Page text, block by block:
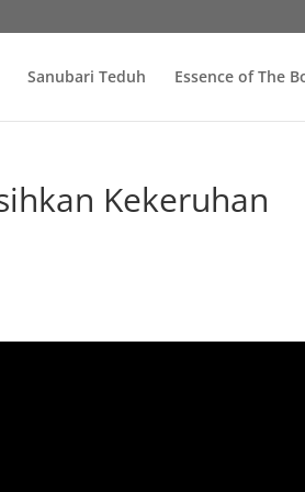
Sanubari Teduh Essence of The
Kekeruhan